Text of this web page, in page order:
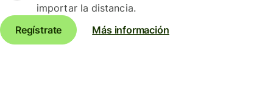
importar la distancia.
Regístrate
Más información